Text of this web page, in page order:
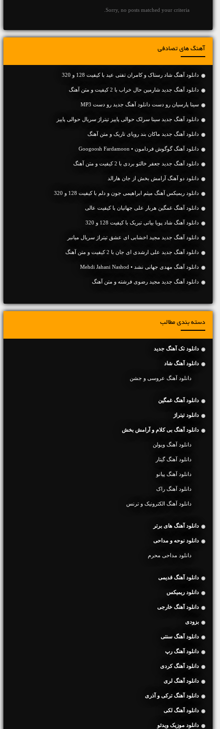
Sorry, no posts matched your criteria.
آهنگ های تصادفی
دانلود آهنگ شاد رستاک و کامران تفتی عید با کیفیت 128 و 320
دانلود آهنگ جديد شارمین حال خراب با 2 کیفیت و متن آهنگ
سینا پارسیان رو دست دانلود آهنگ جدید رو دست MP3
دانلود آهنگ جدید سینا سرلک حوالی پاییز تیتراژ سریال حوالی پاییز
دانلود آهنگ جديد ماکان بند رویای تاریک و متن آهنگ
دانلود آهنگ گوگوش فردامون • Googoosh Fardamoon
دانلود آهنگ جديد جعفر خالتو بردی با 2 کیفیت و متن آهنگ
دانلود دو آهنگ آرامش بخش از جان هارالد
دانلود ریمیکس آهنگ میثم ابراهیمی جون و دلم با کیفیت 128 و 320
دانلود آهنگ غمگین هربار علی جهانیان با کیفیت عالی
دانلود آهنگ شاد پویا بیاتی تبریک با کیفیت 128 و 320
دانلود آهنگ جدید مجید اخشابی ای عشق تیتراژ سریال میانبر
دانلود آهنگ جديد علی ارشدی ای جان با 2 کیفیت و متن آهنگ
دانلود آهنگ مهدی جهانی نشد • Mehdi Jahani Nashod
دانلود آهنگ جديد مجید رضوی فرشته و متن آهنگ
دسته بندی مطالب
دانلود تک آهنگ جدید
دانلود آهنگ شاد
دانلود آهنگ عروسی و جشن
دانلود آهنگ غمگین
دانلود تیتراژ
دانلود آهنگ بی کلام و آرامش بخش
دانلود آهنگ ویولن
دانلود آهنگ گیتار
دانلود آهنگ پیانو
دانلود آهنگ راک
دانلود آهنگ الکترونیک و ترنس
دانلود آهنگ های برتر
دانلود نوحه و مداحی
دانلود مداحی محرم
دانلود آهنگ قدیمی
دانلود ریمیکس
دانلود آهنگ خارجی
بزودی
دانلود آهنگ سنتی
دانلود آهنگ رپ
دانلود آهنگ کردی
دانلود آهنگ لری
دانلود آهنگ ترکی و آذری
دانلود آهنگ لکی
دانلود موزیک ویدئو